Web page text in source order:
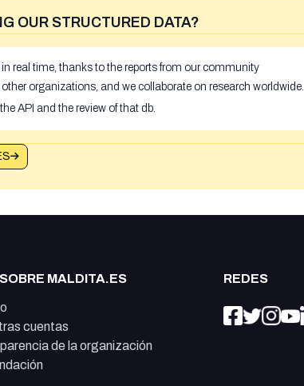
OUR STRUCTURED DATA?
real time, thanks to the reports from our community
organizations, and we collaborate on research worldwide.
API and the review of that db.
MALDITA.ES
cuentas
de la organización
REDES